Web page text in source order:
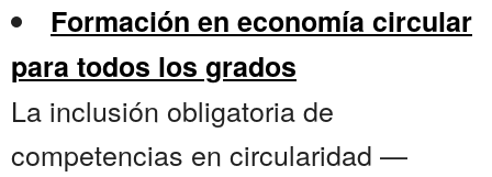
Formación en economía circular
para todos los grados
La inclusión obligatoria de
competencias en circularidad —